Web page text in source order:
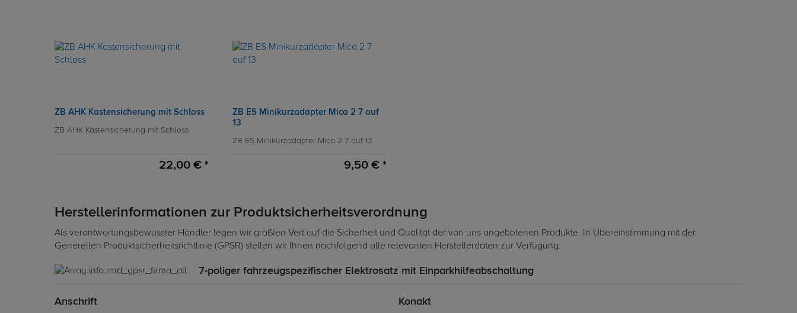
ZB AHK Kastensicherung mit Schloss
ZB AHK Kastensicherung mit Schloss
22,00 € *
ZB ES Minikurzadapter Mica 2 7 auf
13
ZB ES Minikurzadapter Mica 2 7 auf 13
9,50 € *
Herstellerinformationen zur Produktsicherheitsverordnung
Als verantwortungsbewusster Händler legen wir größten Vert auf die Sicherheit und Qualität der von uns angebotenen Produkte. In Übereinstimmung mit der
Generellen Produktsicherheitsrichtlinie (GPSR) stellen wir Ihnen nachfolgend alle relevanten Herstellerdaten zur Verfügung:
7-poliger fahrzeugspezifischer Elektrosatz mit Einparkhilfeabschaltung
Anschrift Konakt